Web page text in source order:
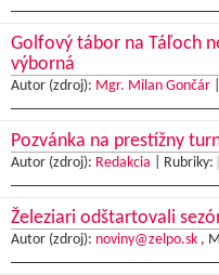
Golfový tábor na Táľoch
výborná
Autor (zdroj): Mgr. Milan Gončár|
Pozvánka na prestížny
Autor (zdroj): Redakcia Rubriky:
Železiari odštartovali
Autor (zdroj): noviny@zelpo.sk,